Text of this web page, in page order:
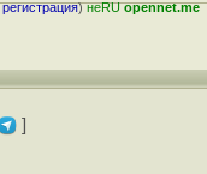
регистрация)неRUopennet.me
]